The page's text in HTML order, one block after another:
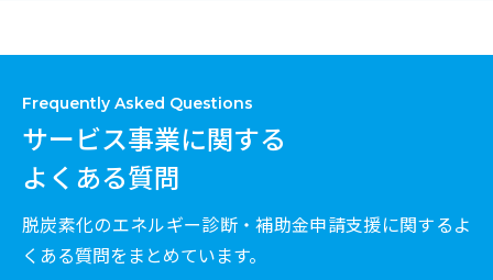
Frequently Asked Questions
サービス事業に関する
よくある質問
脱炭素化のエネルギー診断・補助金申請支援に関するよ
くある質問をまとめています。